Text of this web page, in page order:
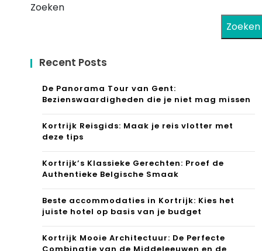
Zoeken
Zoeken
Recent Posts
De Panorama Tour van Gent:
Bezienswaardigheden die je niet mag missen
Kortrijk Reisgids: Maak je reis vlotter met
deze tips
Kortrijk’s Klassieke Gerechten: Proef de
Authentieke Belgische Smaak
Beste accommodaties in Kortrijk: Kies het
juiste hotel op basis van je budget
Kortrijk Mooie Architectuur: De Perfecte
Combinatie van de Middeleeuwen en de